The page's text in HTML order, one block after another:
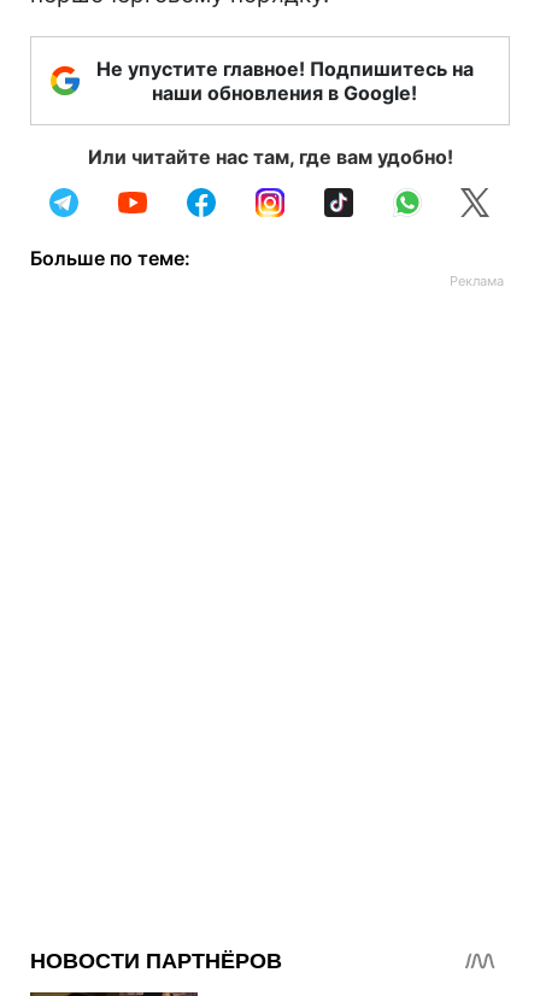
Не упустите главное! Подпишитесь на
наши обновления в Google!
Или читайте нас там, где вам удобно!
Больше по теме: